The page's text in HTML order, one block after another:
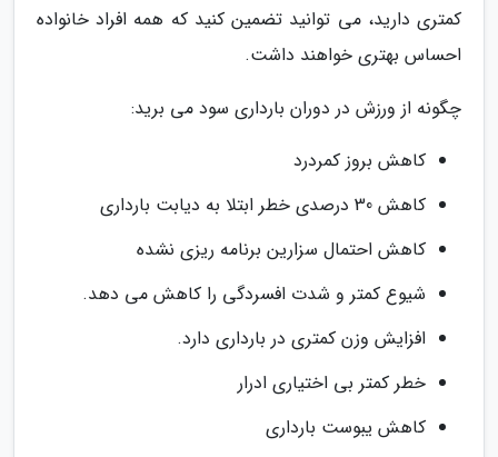
کمتری دارید، می توانید تضمین کنید که همه افراد خانواده
احساس بهتری خواهند داشت.
چگونه از ورزش در دوران بارداری سود می برید:
کاهش بروز کمردرد
کاهش 30 درصدی خطر ابتلا به دیابت بارداری
کاهش احتمال سزارین برنامه ریزی نشده
شیوع کمتر و شدت افسردگی را کاهش می دهد.
افزایش وزن کمتری در بارداری دارد.
خطر کمتر بی اختیاری ادرار
کاهش یبوست بارداری